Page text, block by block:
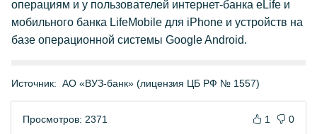
операциям и у пользователей интернет-банка eLife и
мобильного банка LifeMobile для iPhone и устройств на
базе операционной системы Google Android.
Источник: АО «ВУЗ-банк» (лицензия ЦБ РФ № 1557)
Просмотров: 2371 1 0